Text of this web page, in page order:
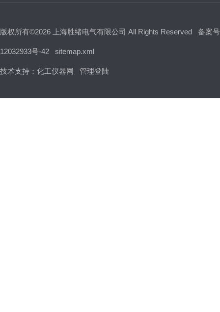
版权所有©2026 上海胜绪电气有限公司 All Rights Reserved 备案
12032933号-42 sitemap.xml
技术支持： 化工仪器网 管理登陆